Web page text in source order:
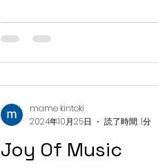
Joy Of Music
mame kintoki
2024年10月25日
読了時間: 1分